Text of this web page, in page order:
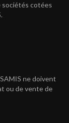
sociétés cotées
ne doivent
ou de vente de